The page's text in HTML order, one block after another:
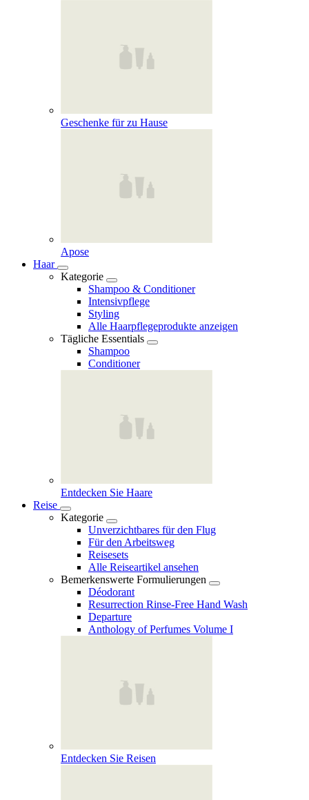
Geschenke für zu Hause
Apose
Haar
Kategorie
Shampoo & Conditioner
Intensivpflege
Styling
Alle Haarpflegeprodukte anzeigen
Tägliche Essentials
Shampoo
Conditioner
Entdecken Sie Haare
Reise
Kategorie
Unverzichtbares für den Flug
Für den Arbeitsweg
Reisesets
Alle Reiseartikel ansehen
Bemerkenswerte Formulierungen
Déodorant
Resurrection Rinse‑Free Hand Wash
Departure
Anthology of Perfumes Volume I
Entdecken Sie Reisen